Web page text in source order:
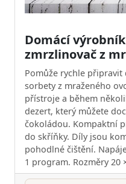
Domácí
zmrzlinovač z
Pomůže rychle
sorbety z mraženého
přístroje a během
dezert, který můžete
čokoládou. Kompaktní
do skříňky. Díly jsou
pohodlné čištění.
1 program. Rozměry 20